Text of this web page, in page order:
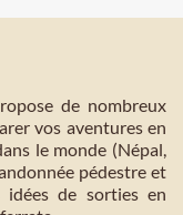
de nombreux
vos aventures en
le monde (Népal,
pédestre et
idées de sorties en